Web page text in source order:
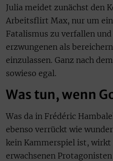
Julia meidet zunächst den
Arbeitsflirt Max, nur um
Fatalismus zu verfallen
erzwungenen als
einzulassen. Ganz nach
sowieso egal.
Was tun, wenn
Was da in Frédéric
ebenso verrückt wie
kein Kammerspiel ist, wirkt
erwachsenen